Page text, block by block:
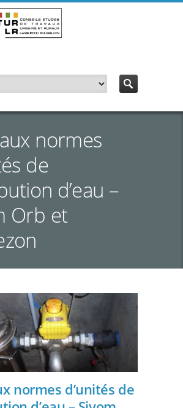
normes
de
d’eau –
Orb et
normes d’unités de